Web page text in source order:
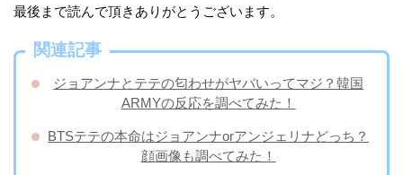
最後まで読んで頂きありがとうございます。
関連記事
ジョアンナとテテの匂わせがヤバいってマジ？韓国
ARMYの反応を調べてみた！
BTSテテの本命はジョアンナorアンジェリナどっち？
顔画像も調べてみた！